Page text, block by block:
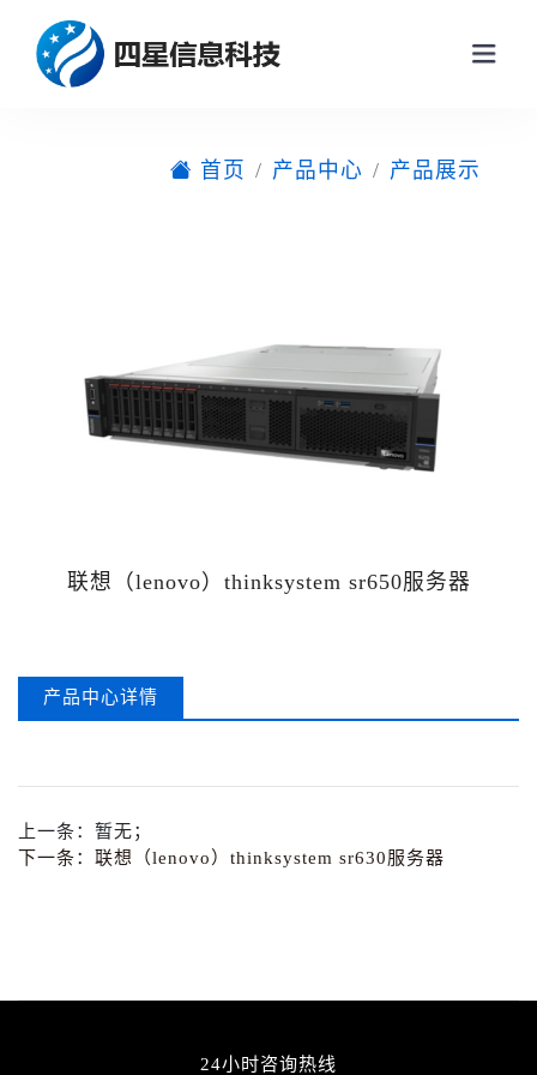
网站首页
产品展示
新闻动态
企业动态
行业新闻
解决方案
首页 产品中心 产品展示
联想（lenovo）thinksystem sr650服务器
产品中心详情
上一条： 暂无；
下一条： 联想（lenovo）thinksystem sr630服务器
24小时咨询热线